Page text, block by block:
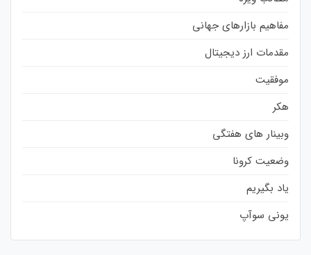
مفاهیم بازارهای جهانی
مقدمات ارز دیجیتال
موفقیت
هکر
وبینار های هفتگی
وضعیت کرونا
یاد بگیریم
یونی سوآپ